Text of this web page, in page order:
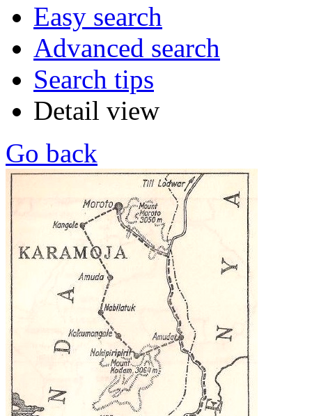
Easy search
Advanced search
Search tips
Detail view
Go back